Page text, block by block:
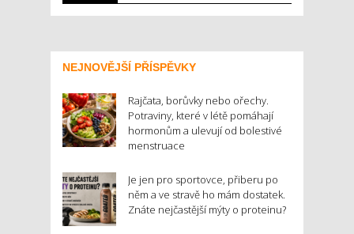
NEJNOVĚJŠÍ PŘÍSPĚVKY
Rajčata, borůvky nebo ořechy.
Potraviny, které v létě pomáhají
hormonům a ulevují od bolestivé
menstruace
Je jen pro sportovce, přiberu po
něm a ve stravě ho mám dostatek.
Znáte nejčastější mýty o proteinu?